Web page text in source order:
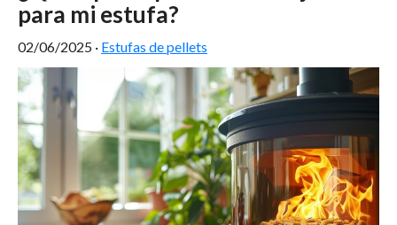
para mi estufa?
02/06/2025 · Estufas de pellets